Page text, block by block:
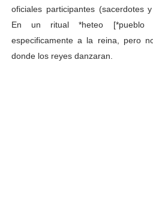
oficiales participantes (sacerdotes
En un ritual *heteo [*pueblo
especificamente a la reina, pero
donde los reyes danzaran.